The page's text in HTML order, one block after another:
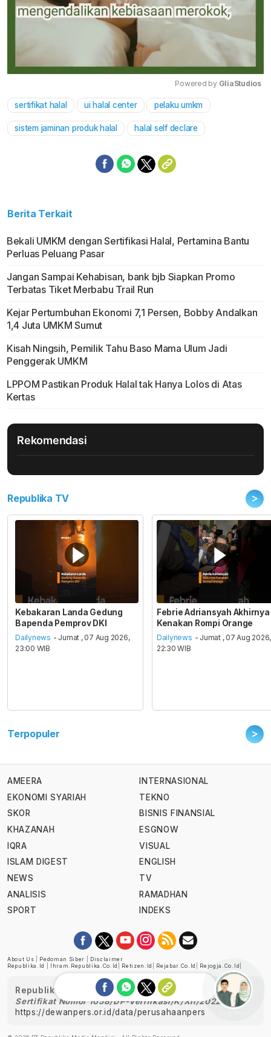
Powered by GliaStudios
sertifikat halal ui halal center pelaku umkm
sistem jaminan produk halal halal self declare
Berita Terkait
Bekali UMKM dengan Sertifikasi Halal, Pertamina Bantu
Perluas Peluang Pasar
Jangan Sampai Kehabisan, bank bjb Siapkan Promo
Terbatas Tiket Merbabu Trail Run
Kejar Pertumbuhan Ekonomi 7,1 Persen, Bobby Andalkan
1,4 Juta UMKM Sumut
Kisah Ningsih, Pemilik Tahu Baso Mama Ulum Jadi
Penggerak UMKM
LPPOM Pastikan Produk Halal tak Hanya Lolos di Atas
Kertas
Rekomendasi
Republika TV >
Kebakaran Landa Gedung
Bapenda Pemprov DKI
Dailynews - Jumat , 07 Aug 2026,
23:00 WIB
Febrie Adriansyah Akhirnya
Kenakan Rompi Orange
Dailynews - Jumat , 07 Aug 2026,
22:30 WIB
Terpopuler >
AMEERA
EKONOMI SYARIAH
SKOR
KHAZANAH
IQRA
ISLAM DIGEST
NEWS
ANALISIS
SPORT
INTERNASIONAL
TEKNO
BISNIS FINANSIAL
ESGNOW
VISUAL
ENGLISH
TV
RAMADHAN
INDEKS
About Us Pedoman Siber
Disclaimer
Republika.id
Ihram.republika.co.id Retizen.id Rejabar.co.id Rejogja.co.id
Republika telah diverifikasi oleh Dewan Pers
Sertifikat Nomor 1058/DP-Verifikasi/K/XII/2022
https://dewanpers.or.id/data/perusahaanpers